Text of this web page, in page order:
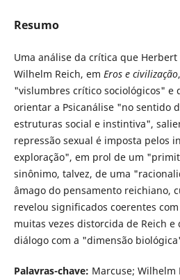
Resumo
Uma análise da crítica que
Wilhelm Reich, em Eros e civilização
"vislumbres crítico sociológicos" e
orientar a Psicanálise "no sentido
estruturas social e instintiva",
repressão sexual é imposta pelos
exploração", em prol de um
sinônimo, talvez, de uma
âmago do pensamento reichiano,
revelou significados coerentes
muitas vezes distorcida de Reich
diálogo com a "dimensão
Palavras-chave: Marcuse; Wilhelm